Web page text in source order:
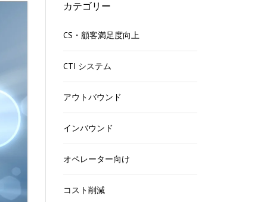
カテゴリー
CS・顧客満足度向上
CTI システム
アウトバウンド
インバウンド
オペレーター向け
コスト削減